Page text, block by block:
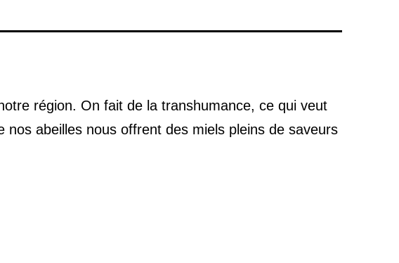
région. On fait de la transhumance, ce qui veut
abeilles nous offrent des miels pleins de saveurs